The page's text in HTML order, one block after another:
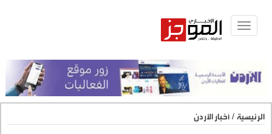
Toggle
الرئيسية / أخبار الأردن